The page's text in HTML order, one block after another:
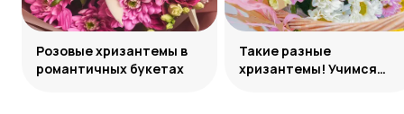
Розовые хризантемы в
романтичных букетах
Такие разные
хризантемы! Учимся